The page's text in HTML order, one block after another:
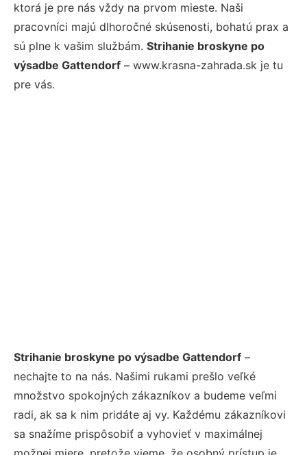
ktorá je pre nás vždy na prvom mieste. Naši
pracovníci majú dlhoročné skúsenosti, bohatú prax a
sú plne k vašim službám. Strihanie broskyne po
výsadbe Gattendorf – www.krasna-zahrada.sk je tu
pre vás.
Strihanie broskyne po výsadbe Gattendorf –
nechajte to na nás. Našimi rukami prešlo veľké
množstvo spokojných zákazníkov a budeme veľmi
radi, ak sa k nim pridáte aj vy. Každému zákazníkovi
sa snažíme prispôsobiť a vyhovieť v maximálnej